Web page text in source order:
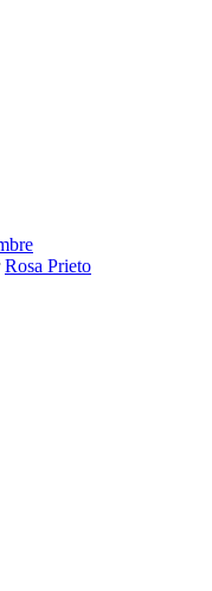
Rosa Prieto